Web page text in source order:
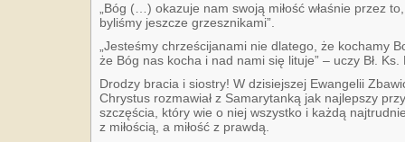
„Bóg (…) okazuje nam swoją miłość właśnie przez
byliśmy jeszcze grzesznikami”.
„Jesteśmy chrześcijanami nie dlatego, że kochamy
że Bóg nas kocha i nad nami się lituje” – uczy Bł.
Drodzy bracia i siostry! W dzisiejszej Ewangelii
Chrystus rozmawiał z Samarytanką jak najlepszy
szczęścia, który wie o niej wszystko i każdą
z miłością, a miłość z prawdą.